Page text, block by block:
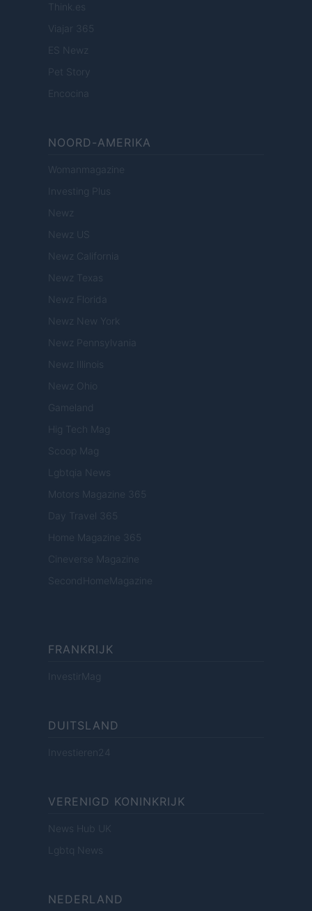
Think.es
Viajar 365
ES Newz
Pet Story
Encocina
NOORD-AMERIKA
Womanmagazine
Investing Plus
Newz
Newz US
Newz California
Newz Texas
Newz Florida
Newz New York
Newz Pennsylvania
Newz Illinois
Newz Ohio
Gameland
Hig Tech Mag
Scoop Mag
Lgbtqia News
Motors Magazine 365
Day Travel 365
Home Magazine 365
Cineverse Magazine
SecondHomeMagazine
FRANKRIJK
InvestirMag
DUITSLAND
Investieren24
VERENIGD KONINKRIJK
News Hub UK
Lgbtq News
NEDERLAND